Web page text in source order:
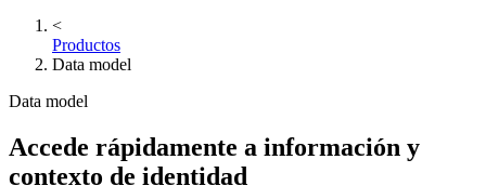
<
Productos
Data model
Data model
Accede rápidamente a información y
contexto de identidad